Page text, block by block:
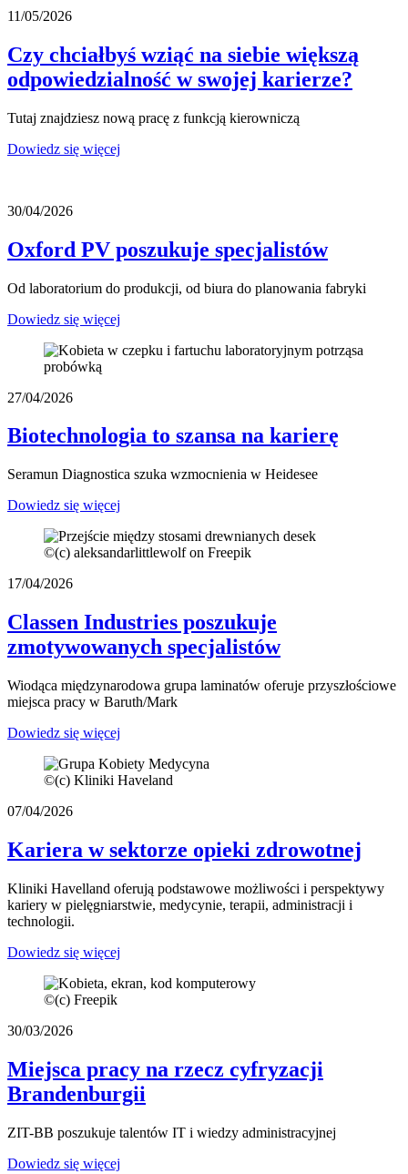
11/05/2026
Czy chciałbyś wziąć na siebie większą
odpowiedzialność w swojej karierze?
Tutaj znajdziesz nową pracę z funkcją kierowniczą
Dowiedz się więcej
30/04/2026
Oxford PV poszukuje specjalistów
Od laboratorium do produkcji, od biura do planowania fabryki
Dowiedz się więcej
27/04/2026
Biotechnologia to szansa na karierę
Seramun Diagnostica szuka wzmocnienia w Heidesee
Dowiedz się więcej
©(c) aleksandarlittlewolf on Freepik
17/04/2026
Classen Industries poszukuje
zmotywowanych specjalistów
Wiodąca międzynarodowa grupa laminatów oferuje przyszłościowe
miejsca pracy w Baruth/Mark
Dowiedz się więcej
©(c) Kliniki Haveland
07/04/2026
Kariera w sektorze opieki zdrowotnej
Kliniki Havelland oferują podstawowe możliwości i perspektywy
kariery w pielęgniarstwie, medycynie, terapii, administracji i
technologii.
Dowiedz się więcej
©(c) Freepik
30/03/2026
Miejsca pracy na rzecz cyfryzacji
Brandenburgii
ZIT-BB poszukuje talentów IT i wiedzy administracyjnej
Dowiedz się więcej